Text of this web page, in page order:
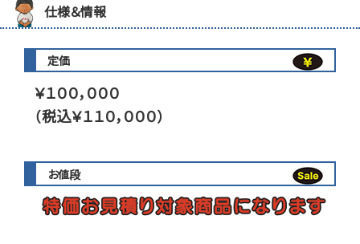
仕様＆情報
定価
￥１００，０００
（税込￥１１０，０００）
お値段